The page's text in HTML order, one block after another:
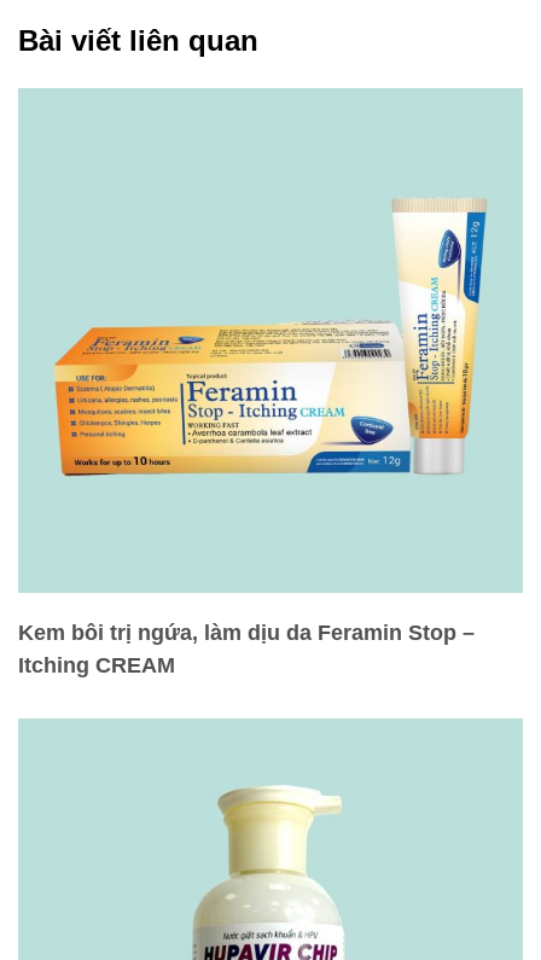
Bài viết liên quan
Kem bôi trị ngứa, làm dịu da Feramin Stop –
Itching CREAM